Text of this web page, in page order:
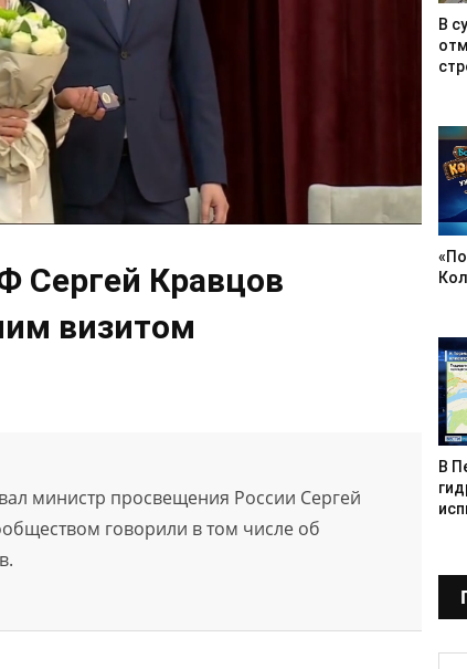
Сергей Кравцов
визитом
министр просвещения России Сергей
говорили в том числе об
В
В